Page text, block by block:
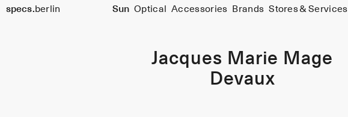
specs. berlin Sun Optical Accessories Brands Stores & Services
Jacques Marie Mage
Devaux